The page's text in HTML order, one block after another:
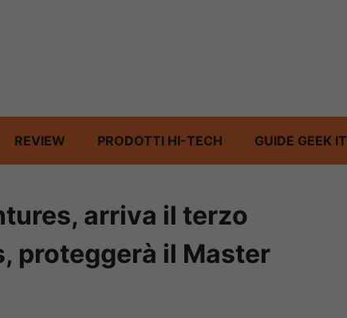
REVIEW PRODOTTI HI-TECH GUIDE GEEK IT
arriva il terzo
proteggerà il Master